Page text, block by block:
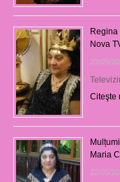
Nova
23/05/
Citeşte
Maria
22/05/